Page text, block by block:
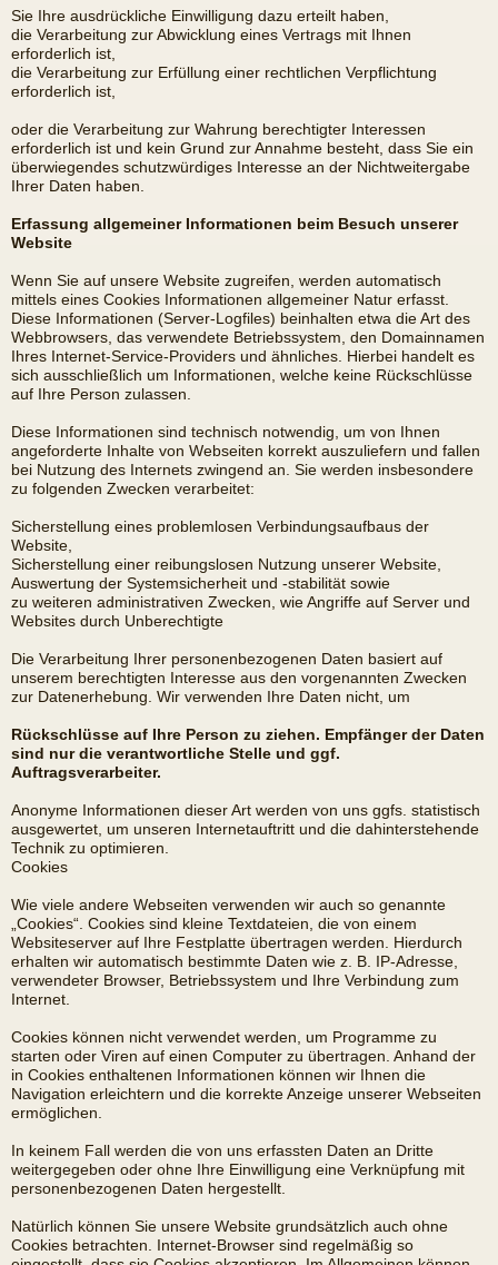
Sie Ihre ausdrückliche Einwilligung dazu erteilt haben,
die Verarbeitung zur Abwicklung eines Vertrags mit Ihnen
erforderlich ist,
die Verarbeitung zur Erfüllung einer rechtlichen Verpflichtung
erforderlich ist,
oder die Verarbeitung zur Wahrung berechtigter Interessen
erforderlich ist und kein Grund zur Annahme besteht, dass Sie ein
überwiegendes schutzwürdiges Interesse an der Nichtweitergabe
Ihrer Daten haben.
Erfassung allgemeiner Informationen beim Besuch unserer
Website
Wenn Sie auf unsere Website zugreifen, werden automatisch
mittels eines Cookies Informationen allgemeiner Natur erfasst.
Diese Informationen (Server-Logfiles) beinhalten etwa die Art des
Webbrowsers, das verwendete Betriebssystem, den Domainnamen
Ihres Internet-Service-Providers und ähnliches. Hierbei handelt es
sich ausschließlich um Informationen, welche keine Rückschlüsse
auf Ihre Person zulassen.
Diese Informationen sind technisch notwendig, um von Ihnen
angeforderte Inhalte von Webseiten korrekt auszuliefern und fallen
bei Nutzung des Internets zwingend an. Sie werden insbesondere
zu folgenden Zwecken verarbeitet:
Sicherstellung eines problemlosen Verbindungsaufbaus der
Website,
Sicherstellung einer reibungslosen Nutzung unserer Website,
Auswertung der Systemsicherheit und -stabilität sowie
zu weiteren administrativen Zwecken, wie Angriffe auf Server und
Websites durch Unberechtigte
Die Verarbeitung Ihrer personenbezogenen Daten basiert auf
unserem berechtigten Interesse aus den vorgenannten Zwecken
zur Datenerhebung. Wir verwenden Ihre Daten nicht, um
Rückschlüsse auf Ihre Person zu ziehen. Empfänger der Daten
sind nur die verantwortliche Stelle und ggf.
Auftragsverarbeiter.
Anonyme Informationen dieser Art werden von uns ggfs. statistisch
ausgewertet, um unseren Internetauftritt und die dahinterstehende
Technik zu optimieren.
Cookies
Wie viele andere Webseiten verwenden wir auch so genannte
„Cookies“. Cookies sind kleine Textdateien, die von einem
Websiteserver auf Ihre Festplatte übertragen werden. Hierdurch
erhalten wir automatisch bestimmte Daten wie z. B. IP-Adresse,
verwendeter Browser, Betriebssystem und Ihre Verbindung zum
Internet.
Cookies können nicht verwendet werden, um Programme zu
starten oder Viren auf einen Computer zu übertragen. Anhand der
in Cookies enthaltenen Informationen können wir Ihnen die
Navigation erleichtern und die korrekte Anzeige unserer Webseiten
ermöglichen.
In keinem Fall werden die von uns erfassten Daten an Dritte
weitergegeben oder ohne Ihre Einwilligung eine Verknüpfung mit
personenbezogenen Daten hergestellt.
Natürlich können Sie unsere Website grundsätzlich auch ohne
Cookies betrachten. Internet-Browser sind regelmäßig so